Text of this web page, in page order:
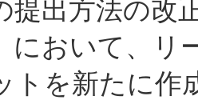
提出方法の改
において、リ
トを新たに作